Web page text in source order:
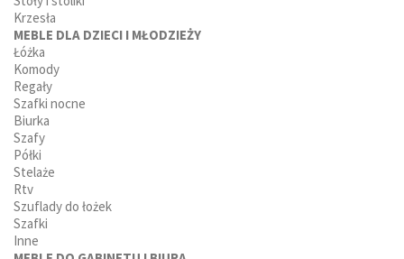
Krzesła
MEBLE DLA DZIECI I MŁODZIEŻY
Łóżka
Komody
Regały
Szafki nocne
Biurka
Szafy
Półki
Stelaże
Rtv
Szuflady do łożek
Szafki
Inne